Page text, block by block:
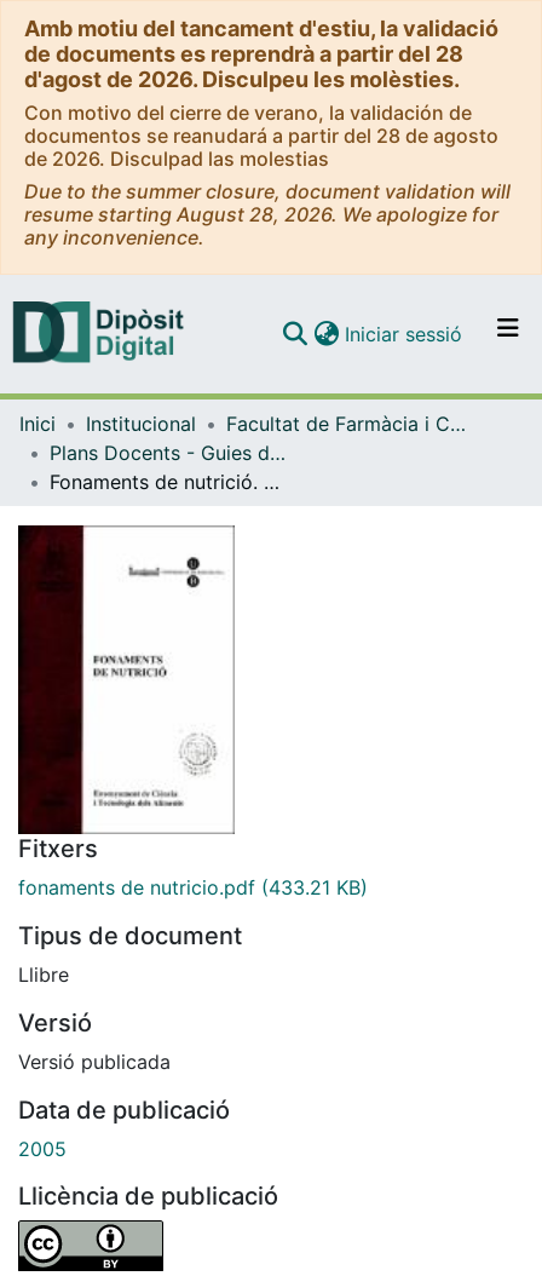
Amb motiu del tancament d'estiu, la validació
de documents es reprendrà a partir del 28
d'agost de 2026. Disculpeu les molèsties.
Con motivo del cierre de verano, la validación de
documentos se reanudará a partir del 28 de agosto
de 2026. Disculpad las molestias
Due to the summer closure, document validation will
resume starting August 28, 2026. We apologize for
any inconvenience.
Navega per tot el DD
Iniciar sessió (current)
Inici Institucional
Facultat de Farmàcia i Ciències de l'Alimentació
Plans Docents - Guies de l'estudiant (Facultat de Farmàcia i Ciències de l'Alimentació)
Fonaments de nutrició. Curs 2005-2006
Fitxers
fonaments de nutricio.pdf (433.21 KB)
Tipus de document
Llibre
Versió
Versió publicada
Data de publicació
2005
Llicència de publicació